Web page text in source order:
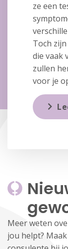
ze een
Toch
die vaak
zullen
voor je
Meer weten
jou helpt?